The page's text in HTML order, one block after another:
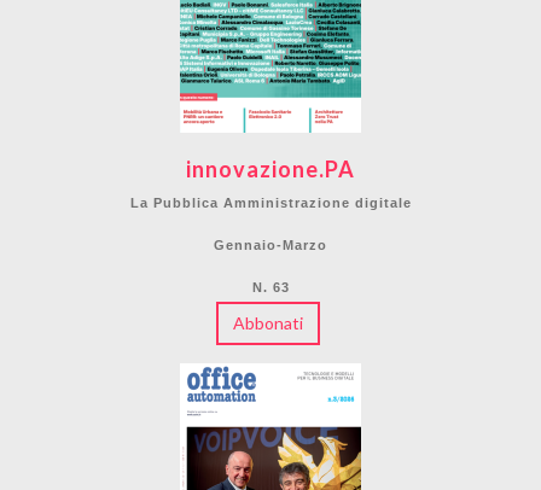
innovazione.PA
La Pubblica Amministrazione digitale
Gennaio-Marzo
N. 63
Abbonati